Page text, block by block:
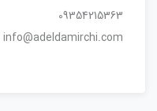
09354215363
info@adeldamirchi.com